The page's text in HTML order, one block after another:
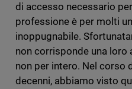
di accesso necessario
professione è per molti
inoppugnabile.
non corrisponde una loro
non per intero. Nel corso
decenni, abbiamo visto